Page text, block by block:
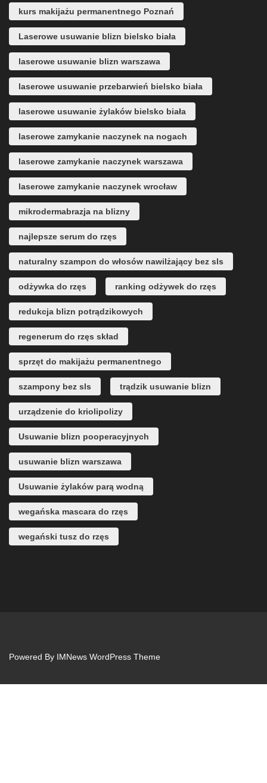
kurs makijażu permanentnego Poznań
Laserowe usuwanie blizn bielsko biała
laserowe usuwanie blizn warszawa
laserowe usuwanie przebarwień bielsko biała
laserowe usuwanie żylaków bielsko biała
laserowe zamykanie naczynek na nogach
laserowe zamykanie naczynek warszawa
laserowe zamykanie naczynek wrocław
mikrodermabrazja na blizny
najlepsze serum do rzęs
naturalny szampon do włosów nawilżający bez sls
odżywka do rzęs ranking odżywek do rzęs
redukcja blizn potrądzikowych
regenerum do rzęs skład
sprzęt do makijażu permanentnego
szampony bez sls trądzik usuwanie blizn
urządzenie do kriolipolizy
Usuwanie blizn pooperacyjnych
usuwanie blizn warszawa
Usuwanie żylaków parą wodną
wegańska mascara do rzęs
wegański tusz do rzęs
Powered By IMNews WordPress Theme